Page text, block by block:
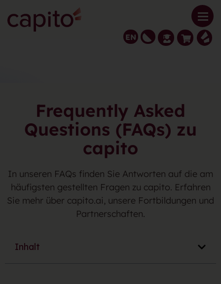
EN
Frequently Asked
Questions (FAQs) zu
capito
In unseren FAQs finden Sie Antworten auf die am
häufigsten gestellten Fragen zu capito. Erfahren
Sie mehr über capito.ai, unsere Fortbildungen und
Partnerschaften.
Inhalt